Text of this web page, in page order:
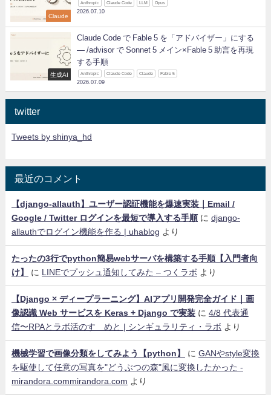
Claude
Anthropic Claude Code LLM Opus
2026.07.10
生成AI
Claude Code で Fable 5 を「アドバイザー」にする
— /advisor で Sonnet 5 メイン×Fable 5 助言を再現
する手順
Anthropic Claude Code Claude Fable 5
2026.07.09
twitter
Tweets by shinya_hd
最近のコメント
【django-allauth】ユーザー認証機能を爆速実装｜Email /
Google / Twitter ログインを最短で導入する手順に django-
allauthでログイン機能を作る | uhablog より
たったの3行でpython簡易webサーバを構築する手順【入門者向
け】
に LINEでプッシュ通知してみた – つくラボ より
【Django × ディープラーニング】AIアプリ開発完全ガイド｜画
像認識 Web サービスを Keras + Django で実装 に 4/8 代表通
信〜RPAとラボ活のすゝめと | シンギュラリティ・ラボ より
機械学習で画像分類をしてみよう【python】 に GANやstyle変換
を駆使して任意の写真を"どうぶつの森"風に変換したかった -
mirandora.commirandora.com より